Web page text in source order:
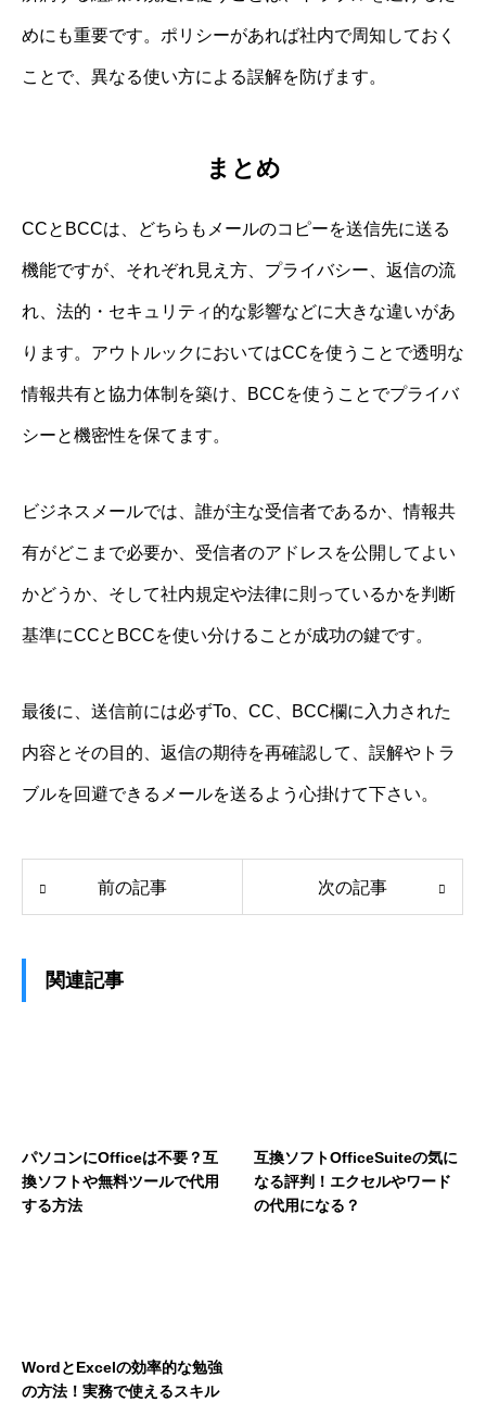
めにも重要です。ポリシーがあれば社内で周知しておく
ことで、異なる使い方による誤解を防げます。
まとめ
CCとBCCは、どちらもメールのコピーを送信先に送る
機能ですが、それぞれ見え方、プライバシー、返信の流
れ、法的・セキュリティ的な影響などに大きな違いがあ
ります。アウトルックにおいてはCCを使うことで透明な
情報共有と協力体制を築け、BCCを使うことでプライバ
シーと機密性を保てます。
ビジネスメールでは、誰が主な受信者であるか、情報共
有がどこまで必要か、受信者のアドレスを公開してよい
かどうか、そして社内規定や法律に則っているかを判断
基準にCCとBCCを使い分けることが成功の鍵です。
最後に、送信前には必ずTo、CC、BCC欄に入力された
内容とその目的、返信の期待を再確認して、誤解やトラ
ブルを回避できるメールを送るよう心掛けて下さい。
前の記事 次の記事
関連記事
パソコンにOfficeは不要？互
換ソフトや無料ツールで代用
する方法
互換ソフトOfficeSuiteの気に
なる評判！エクセルやワード
の代用になる？
WordとExcelの効率的な勉強
の方法！実務で使えるスキル